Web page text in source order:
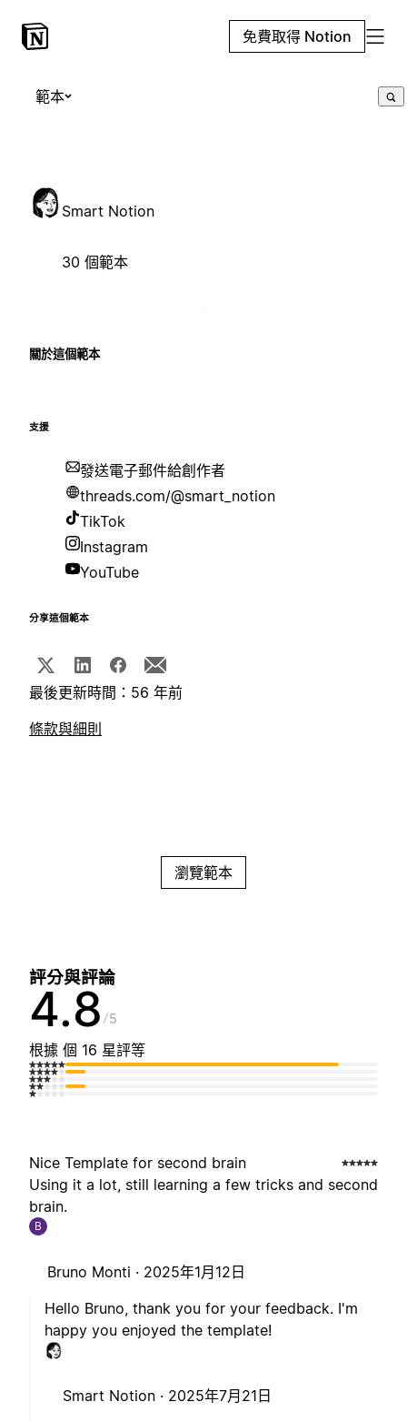
免費取得 Notion
範本
Smart Notion
30 個範本
關於這個範本
支援
發送電子郵件給創作者
threads.com/@smart_notion
TikTok
Instagram
YouTube
分享這個範本
最後更新時間：56 年前
條款與細則
瀏覽範本
評分與評論
4.8 5
根據 個 16 星評等
Nice Template for second brain
Using it a lot, still learning a few tricks and second
brain.
B
Bruno Monti · 2025年1月12日
Hello Bruno, thank you for your feedback. I'm
happy you enjoyed the template!
Smart Notion · 2025年7月21日